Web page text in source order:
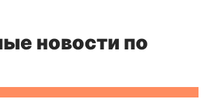
новости по